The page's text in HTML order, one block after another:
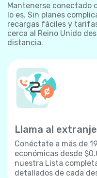
Mantenerse conectado
lo es. Sin planes
recargas fáciles y
cerca al Reino Unido
distancia.
Llama al
Conéctate a más de
económicas desde
nuestra Lista
detallados de cada